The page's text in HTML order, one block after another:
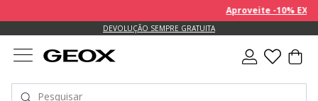
Aproveite -10%
DEVOLUÇÃO SEMPRE GRATUITA